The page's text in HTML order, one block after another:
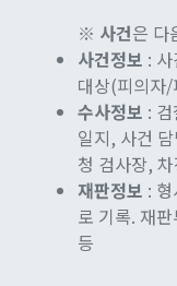
※ 사건은 다
사건정보 :
대상(피의자
수사정보 :
일지, 사건
청 검사장,
재판정보 :
로 기록. 재
등